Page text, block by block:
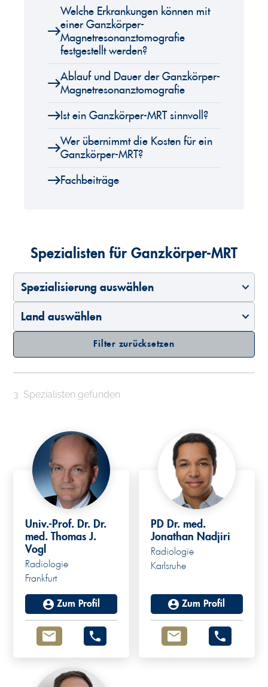
Welche Erkrankungen können mit
einer Ganzkörper-
Magnetresonanztomografie
festgestellt werden?
Ablauf und Dauer der Ganzkörper-
Magnetresonanztomografie
Ist ein Ganzkörper-MRT sinnvoll?
Wer übernimmt die Kosten für ein
Ganzkörper-MRT?
Fachbeiträge
Spezialisten für Ganzkörper-MRT
Spezialisierung auswählen
Land auswählen
Filter zurücksetzen
3 Spezialisten gefunden
Univ.-Prof. Dr. Dr.
med. Thomas J.
Vogl
Radiologie
Frankfurt
Zum Profil
PD Dr. med.
Jonathan Nadjiri
Radiologie
Karlsruhe
Zum Profil